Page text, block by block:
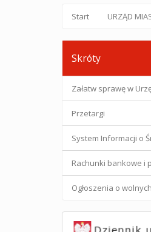
Start URZĄD
Skróty
Załatw sprawę w
Przetargi
System Informacji o
Rachunki bankowe i
Ogłoszenia o